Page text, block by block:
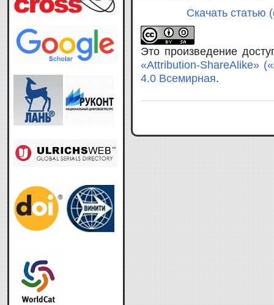
Скачать
Это произведение
«Attribution-ShareAlike»
4.0 Всемирная.